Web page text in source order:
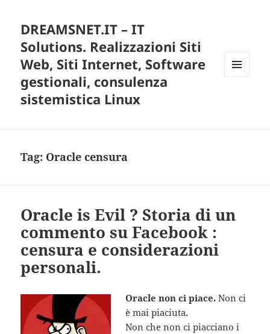
DREAMSNET.IT – IT
Solutions. Realizzazioni Siti
Web, Siti Internet, Software
gestionali, consulenza
sistemistica Linux
Tag: Oracle censura
Oracle is Evil ? Storia di un
commento su Facebook :
censura e considerazioni
personali.
Oracle non ci piace. Non ci
è mai piaciuta.
Non che non ci piacciano i